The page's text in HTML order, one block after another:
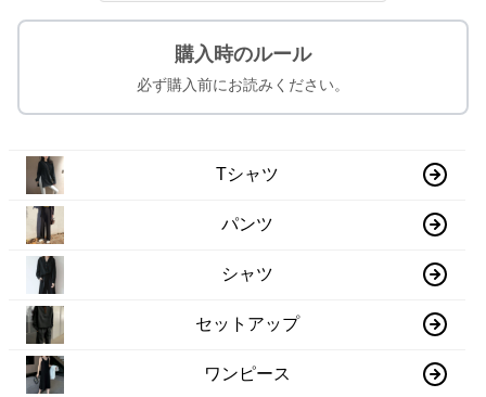
購入時のルール
必ず購入前にお読みください。
Tシャツ
パンツ
シャツ
セットアップ
ワンピース